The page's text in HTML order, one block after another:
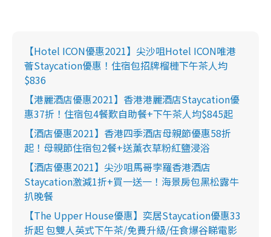
【Hotel ICON優惠2021】尖沙咀Hotel ICON唯港
薈Staycation優惠！住宿包招牌榴槤下午茶人均
$836
【港麗酒店優惠2021】香港港麗酒店Staycation優
惠37折！住宿包4餐歎自助餐+下午茶人均$845起
【酒店優惠2021】香港四季酒店母親節優惠58折
起！母親節住宿包2餐+送薰衣草粉紅鹽浸浴
【酒店優惠2021】尖沙咀馬哥孛羅香港酒店
Staycation激減1折+買一送一！海景房包黑松露牛
扒晚餐
【The Upper House優惠】奕居Staycation優惠33
折起 包雙人英式下午茶/免費升級/任食爆谷睇電影